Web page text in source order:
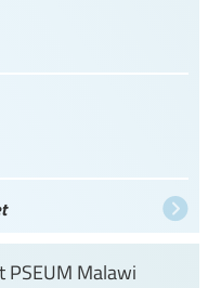
PSEUM Malawi